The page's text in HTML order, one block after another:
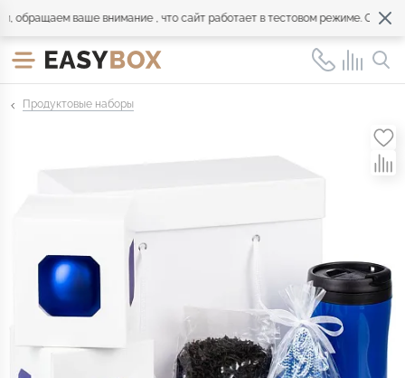
ваше внимание , что сайт работает в тестовом режиме.
Продуктовые наборы